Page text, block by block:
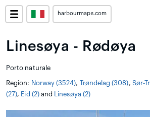
harbourmaps.com
Linesøya - Rødøya
Porto naturale
Region: Norway (3524), Trøndelag (308), Sør-
(27), Eid (2)and Linesøya (2)